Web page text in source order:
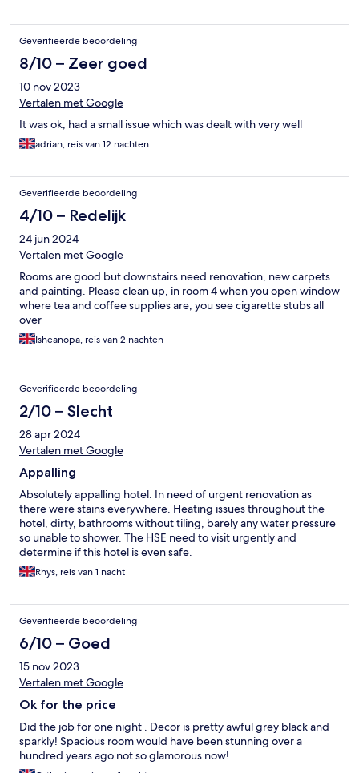
Geverifieerde beoordeling
8/10 – Zeer goed
10 nov 2023
Vertalen met Google
It was ok, had a small issue which was dealt with very well
adrian, reis van 12 nachten
Geverifieerde beoordeling
4/10 – Redelijk
24 jun 2024
Vertalen met Google
Rooms are good but downstairs need renovation, new carpets
and painting. Please clean up, in room 4 when you open window
where tea and coffee supplies are, you see cigarette stubs all
over
Isheanopa, reis van 2 nachten
Geverifieerde beoordeling
2/10 – Slecht
28 apr 2024
Vertalen met Google
Appalling
Absolutely appalling hotel. In need of urgent renovation as
there were stains everywhere. Heating issues throughout the
hotel, dirty, bathrooms without tiling, barely any water pressure
so unable to shower. The HSE need to visit urgently and
determine if this hotel is even safe.
Rhys, reis van 1 nacht
Geverifieerde beoordeling
6/10 – Goed
15 nov 2023
Vertalen met Google
Ok for the price
Did the job for one night . Decor is pretty awful grey black and
sparkly! Spacious room would have been stunning over a
hundred years ago not so glamorous now!